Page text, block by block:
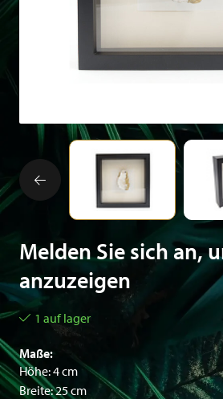
Melden Sie sich an,
anzuzeigen
1 auf lager
Maße:
Höhe: 4 cm
Breite: 25 cm